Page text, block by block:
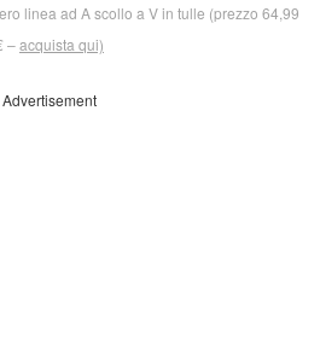
linea ad A scollo a V in tulle (prezzo 64,99
–acquista qui)
Advertisement